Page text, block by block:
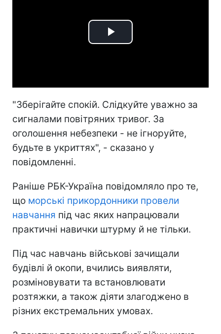
Play
"Зберігайте спокій. Слідкуйте уважно за
сигналами повітряних тривог. За
оголошення небезпеки - не ігноруйте,
будьте в укриттях", - сказано у
повідомленні.
Раніше РБК-Україна повідомляло про те,
що морські прикордонники провели
навчання під час яких напрацювали
практичні навички штурму й не тільки.
Під час навчань військові зачищали
будівлі й окопи, вчились виявляти,
розміновувати та встановлювати
розтяжки, а також діяти злагоджено в
різних екстремальних умовах.